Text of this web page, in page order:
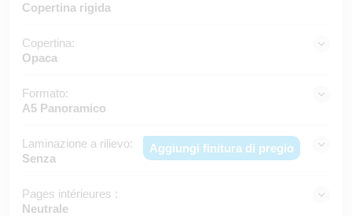
Copertina rigida
Copertina:
Opaca
Formato:
A5 Panoramico
Laminazione a rilievo:
Senza
Aggiungi finitura di pregio
Pages intérieures :
Neutrale